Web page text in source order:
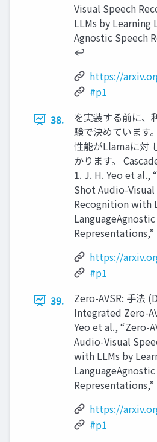
Visual Speech
LLMs by Learning
Agnostic Speech
↩︎
https://
#p1
38.
を実装する前に、
験で決めています
性能がLlamaに対
かります。
1. J. H. Yeo et al.,
Shot Audio-Visual
Recognition with
https://
#p1
39.
Zero-AVSR: 手法
Integrated Zero-
Yeo et al., “Zero-
Audio-Visual
with LLMs by
https://
#p1